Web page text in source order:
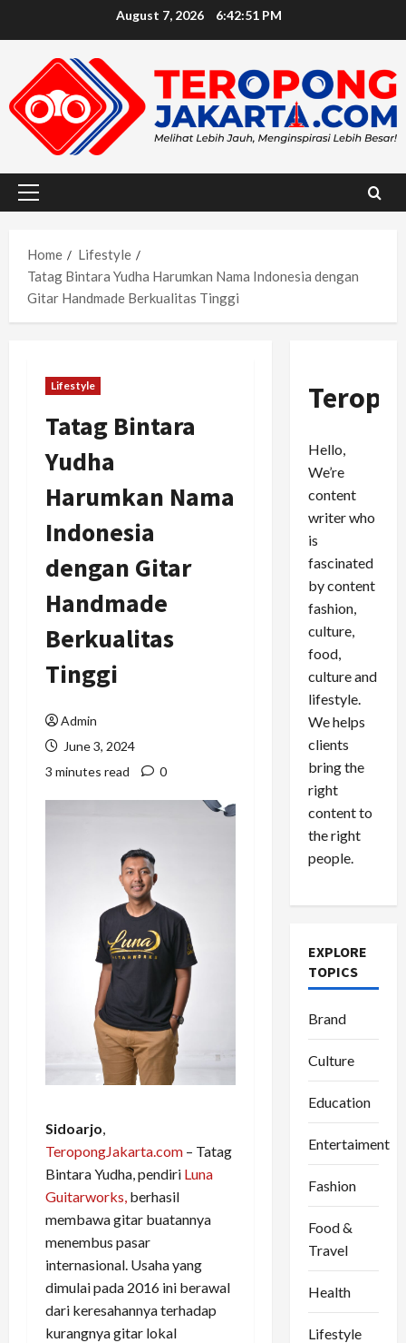
August 7, 2026 6:42:52 PM
Primary
Home
Lifestyle
Tatag Bintara Yudha Harumkan Nama Indonesia dengan
Gitar Handmade Berkualitas Tinggi
Lifestyle
Tatag Bintara
Yudha
Harumkan Nama
Indonesia
dengan Gitar
Handmade
Berkualitas
Tinggi
Admin
June 3, 2024
3 minutes read
0
Sidoarjo,
TeropongJakarta.com – Tatag
Bintara Yudha, pendiri Luna
Guitarworks, berhasil
membawa gitar buatannya
menembus pasar
internasional. Usaha yang
dimulai pada 2016 ini berawal
dari keresahannya terhadap
kurangnya gitar lokal
Hello,
We’re
content
writer who
is
fascinated
by content
fashion,
culture,
food,
culture and
lifestyle.
We helps
clients
bring the
right
content to
the right
people.
EXPLORE
TOPICS
Brand
Culture
Education
Entertaiment
Fashion
Food &
Travel
Health
Lifestyle